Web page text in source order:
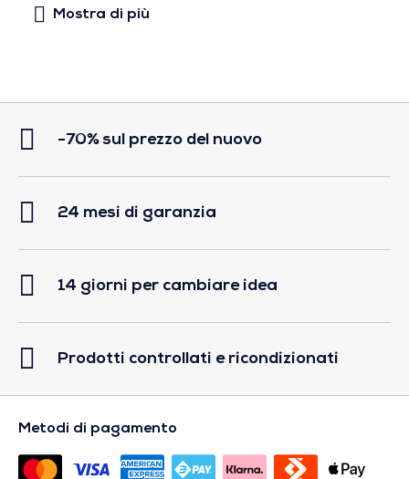
-70% sul prezzo del nuovo
24 mesi di garanzia
14 giorni per cambiare idea
Prodotti controllati e ricondizionati
Metodi di pagamento